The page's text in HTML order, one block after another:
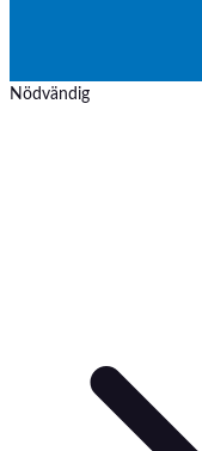
Nödvändig